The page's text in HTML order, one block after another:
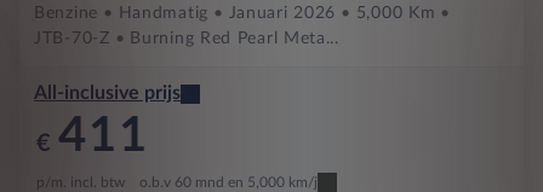
Benzine Handmatig Januari 2026
5,000 Km
JTB-70-Z
Burning Red Pearl Meta...
All-inclusive prijs
€ 411
p/m. incl. btw o.b.v 60 mnd en 5,000 km/j